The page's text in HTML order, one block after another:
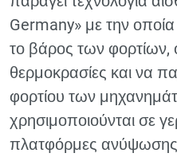
Germany» με την
το βάρος των φορτίων,
θερμοκρασίες και να
φορτίου των
χρησιμοποιούνται σε
πλατφόρμες ανύψωσης